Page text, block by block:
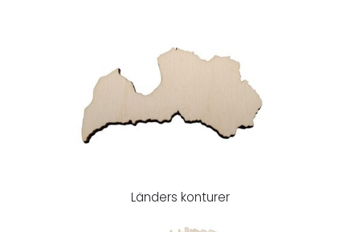
Länders konturer